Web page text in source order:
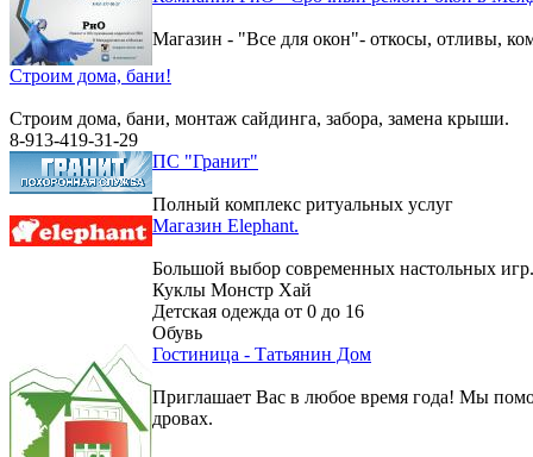
Магазин - "Все для окон"- откосы, отливы,
Строим дома, бани!
Строим дома, бани, монтаж сайдинга, забора, замена крыши.
8-913-419-31-29
ПС "Гранит"
Полный комплекс ритуальных услуг
Магазин Elephant.
Большой выбор современных настольных игр.
Куклы Монстр Хай
Детская одежда от 0 до 16
Обувь
Гостиница - Татьянин Дом
Приглашает Вас в любое время года! Мы
дровах.